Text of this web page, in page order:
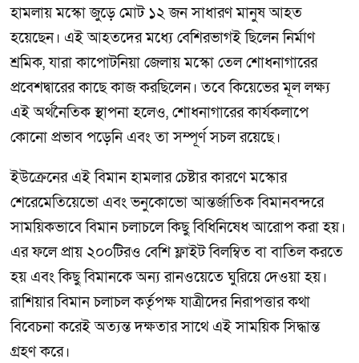
হামলায় মস্কো জুড়ে মোট ১২ জন সাধারণ মানুষ আহত
হয়েছেন। এই আহতদের মধ্যে বেশিরভাগই ছিলেন নির্মাণ
শ্রমিক, যারা কাপোটনিয়া জেলায় মস্কো তেল শোধনাগারের
প্রবেশদ্বারের কাছে কাজ করছিলেন। তবে কিয়েভের মূল লক্ষ্য
এই অর্থনৈতিক স্থাপনা হলেও, শোধনাগারের কার্যকলাপে
কোনো প্রভাব পড়েনি এবং তা সম্পূর্ণ সচল রয়েছে।
ইউক্রেনের এই বিমান হামলার চেষ্টার কারণে মস্কোর
শেরেমেতিয়েভো এবং ভনুকোভো আন্তর্জাতিক বিমানবন্দরে
সাময়িকভাবে বিমান চলাচলে কিছু বিধিনিষেধ আরোপ করা হয়।
এর ফলে প্রায় ২০০টিরও বেশি ফ্লাইট বিলম্বিত বা বাতিল করতে
হয় এবং কিছু বিমানকে অন্য রানওয়েতে ঘুরিয়ে দেওয়া হয়।
রাশিয়ার বিমান চলাচল কর্তৃপক্ষ যাত্রীদের নিরাপত্তার কথা
বিবেচনা করেই অত্যন্ত দক্ষতার সাথে এই সাময়িক সিদ্ধান্ত
গ্রহণ করে।